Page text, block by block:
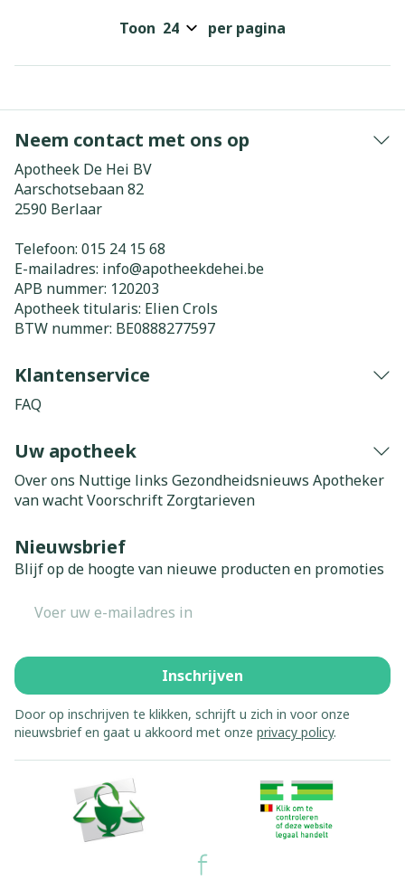
Toon per pagina
Neem contact met ons op
Apotheek De Hei BV
Aarschotsebaan 82
2590 Berlaar
Telefoon: 015 24 15 68
E-mailadres: info@apotheekdehei.be
APB nummer: 120203
Apotheek titularis: Elien Crols
BTW nummer: BE0888277597
Klantenservice
FAQ
Uw apotheek
Over ons Nuttige links Gezondheidsnieuws Apotheker
van wachtVoorschrift Zorgtarieven
Nieuwsbrief
Blijf op de hoogte van nieuwe producten en promoties
Inschrijven
Door op inschrijven te klikken, schrijft u zich in voor onze
nieuwsbrief en gaat u akkoord met onze privacy policy.